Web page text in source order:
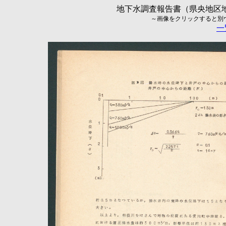
地下水調査報告書（県央地
～画像をクリックすると
一